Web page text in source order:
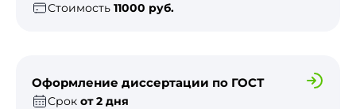
Стоимость 11000 руб.
Оформление диссертации по ГОСТ
Срок от 2 дня